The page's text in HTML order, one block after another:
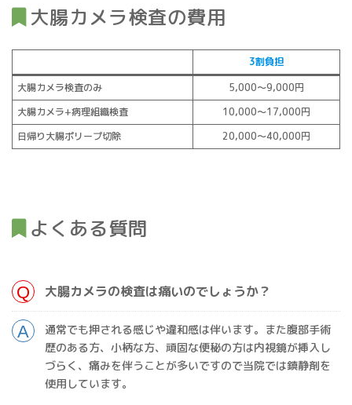
大腸カメラ検査の費用
3割負担
大腸カメラ検査のみ
5,000～9,000円
大腸カメラ+病理組織検査
10,000～17,000円
日帰り大腸ポリープ切除
20,000～40,000円
よくある質問
大腸カメラの検査は痛いのでしょうか？
通常でも押される感じや違和感は伴います。また腹部手術
歴のある方、小柄な方、頑固な便秘の方は内視鏡が挿入し
づらく、痛みを伴うことが多いですので当院では鎮静剤を
使用しています。